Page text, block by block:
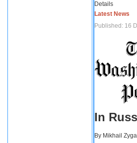
Details
Latest News
Published: 16
In
By Mikhail